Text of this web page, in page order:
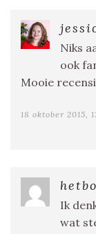
Niks
ook
Mooie
18 oktober 2015,
Ik
wat